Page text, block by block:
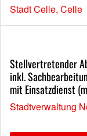
Stadt Celle, Celle
Stellvertretender
inkl.
mit Einsatzdienst
Stadtverwaltung